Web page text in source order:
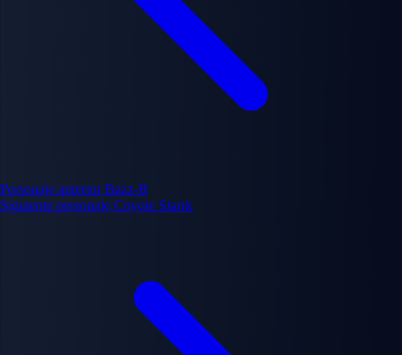
Personaje anterior Bazz-B
Siguiente personaje Coyote Starrk